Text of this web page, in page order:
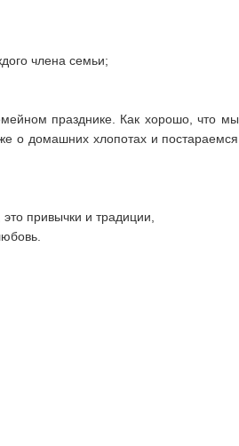
члена семьи;
празднике. Как хорошо, что мы
о домашних хлопотах и постараемся
привычки и традиции,